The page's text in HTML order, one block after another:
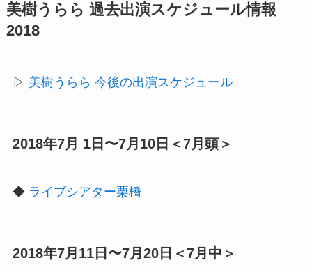
美樹うらら 過去出演スケジュール情報
2018
▷ 美樹うらら 今後の出演スケジュール
2018年7月 1日〜7月10日＜7月頭＞
◆ ライブシアター栗橋
2018年7月11日〜7月20日＜7月中＞